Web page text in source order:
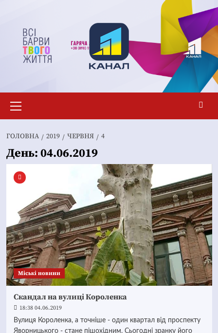
вмісту
меню
ГОЛОВНА 2019 ЧЕРВНЯ 4
День: 04.06.2019
Mіські новини
Скандал на вулиці Короленка
18:38 04.06.2019
Вулиця Короленка, а точніше - один квартал від проспекту
Яворницького - стане пішохідним. Сьогодні зранку його